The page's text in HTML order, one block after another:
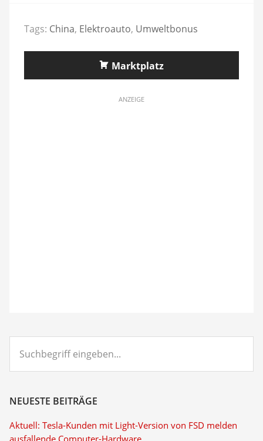
Tags: China, Elektroauto, Umweltbonus
Marktplatz
ANZEIGE
eingeben...
NEUESTE BEITRÄGE
Aktuell: Tesla-Kunden mit Light-Version von FSD melden